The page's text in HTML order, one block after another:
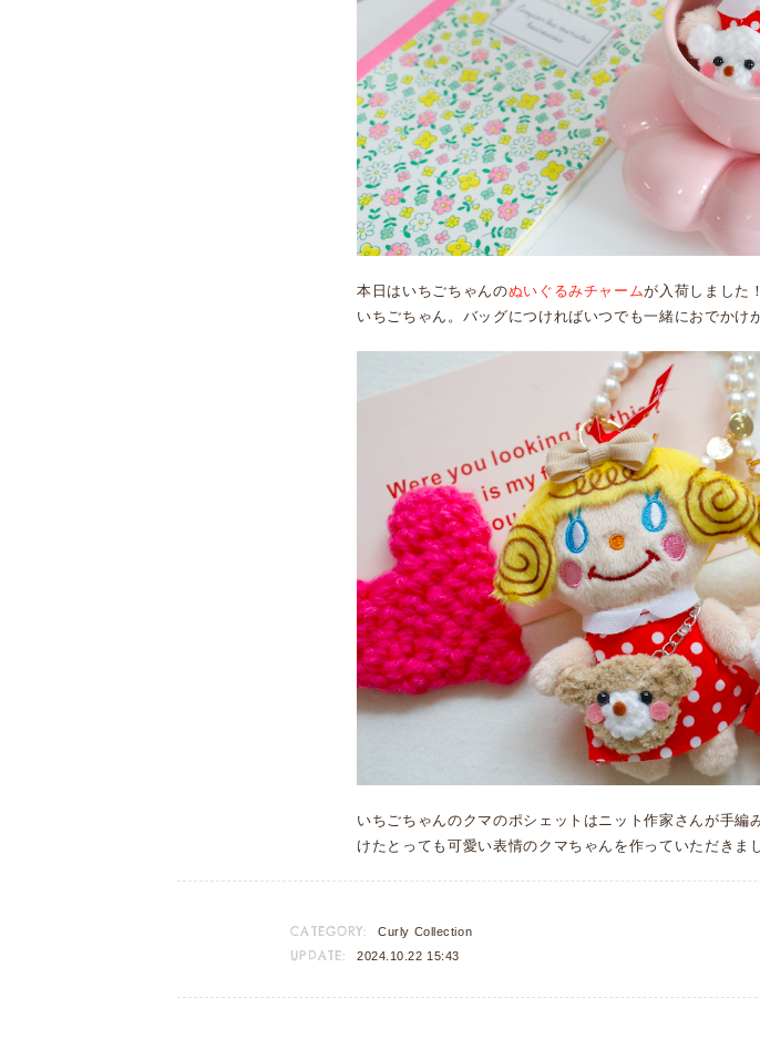
本日はいちごちゃんのぬいぐるみチャームが入荷しました
いちごちゃん。バッグにつければいつでも一緒におでかけ
いちごちゃんのクマのポシェットはニット作家さんが手
けたとっても可愛い表情のクマちゃんを作っていただきま
CATEGORY: Curly Collection
UPDATE: 2024.10.22 15:43